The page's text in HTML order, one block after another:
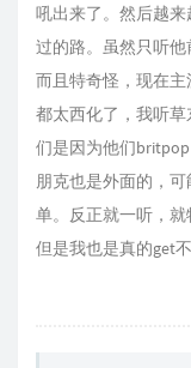
吼出来了。然后越
过的路。虽然只听他
而且特奇怪，现在
都太西化了，我听
们是因为他们
朋克也是外面的，
单。反正就一听，就
但是我也是真的get